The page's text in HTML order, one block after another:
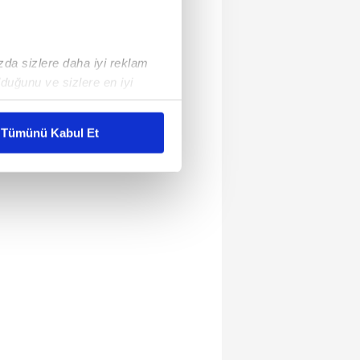
sizlere daha iyi reklam
ve sizlere en iyi
karşılamak
sunulması
ve sizlere yönelik
ve sitemizde ilgili
Tümünü Kabul Et